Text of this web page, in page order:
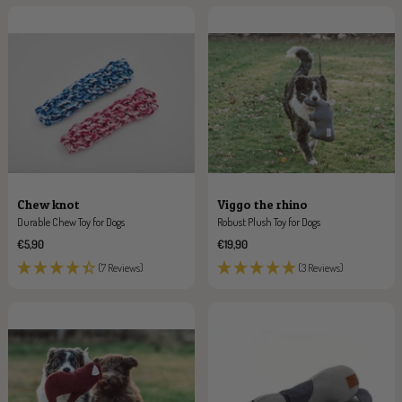
Chew knot
Durable Chew Toy for Dogs
Sale
price
€5,90
(7 Reviews)
Viggo the rhino
Robust Plush Toy for Dogs
Sale
€19,90
(3 Reviews)